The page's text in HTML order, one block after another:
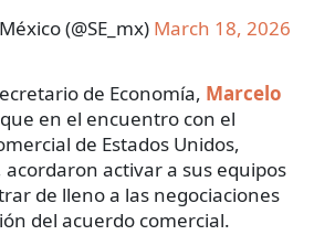
(@SE_mx) March 18, 2026
de Economía, Marcelo
en el encuentro con el
de Estados Unidos,
acordaron activar a sus equipos
de lleno a las negociaciones
del acuerdo comercial.